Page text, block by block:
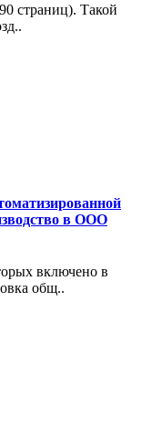
страниц). Такой
в ООО
включено в
общ..